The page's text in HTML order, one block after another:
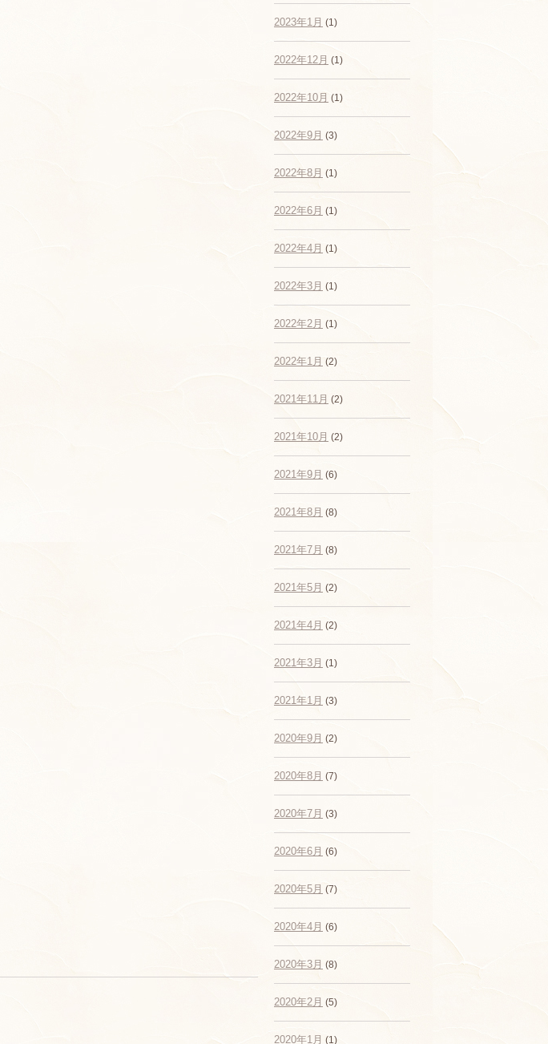
2023年1月 (1)
2022年12月 (1)
2022年10月 (1)
2022年9月 (3)
2022年8月 (1)
2022年6月 (1)
2022年4月 (1)
2022年3月 (1)
2022年2月 (1)
2022年1月 (2)
2021年11月 (2)
2021年10月 (2)
2021年9月 (6)
2021年8月 (8)
2021年7月 (8)
2021年5月 (2)
2021年4月 (2)
2021年3月 (1)
2021年1月 (3)
2020年9月 (2)
2020年8月 (7)
2020年7月 (3)
2020年6月 (6)
2020年5月 (7)
2020年4月 (6)
2020年3月 (8)
2020年2月 (5)
2020年1月 (1)